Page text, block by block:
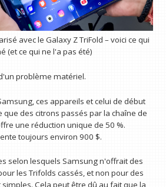
avec le Galaxy Z TriFold – voici ce qui
(et ce qui ne l'a pas été)
problème matériel.
ces appareils et celui de début
que des citrons passés par la chaîne de
une réduction unique de 50 %.
toujours environ 900 $.
selon lesquels Samsung n'offrait des
les Trifolds cassés, et non pour des
Cela peut être dû au fait que la